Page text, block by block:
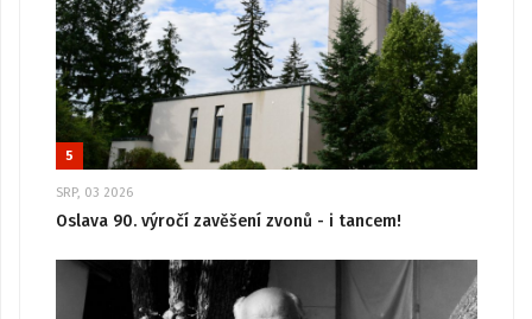
5
SRP, 03 2026
Oslava 90. výročí zavěšení zvonů - i tancem!